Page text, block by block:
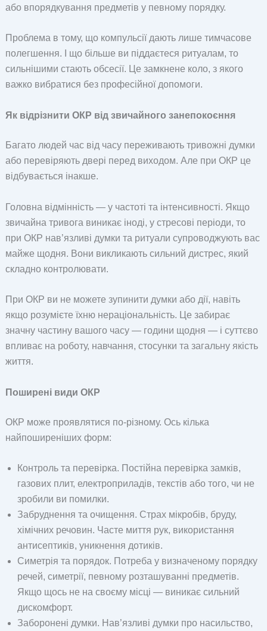
або впорядкування предметів у певному порядку.
Проблема в тому, що компульсії дають лише тимчасове
полегшення. І що більше ви піддаєтеся ритуалам, то
сильнішими стають обсесії. Це замкнене коло, з якого
важко вибратися без професійної допомоги.
Як відрізнити ОКР від звичайного занепокоєння
Багато людей час від часу переживають тривожні думки
або перевіряють двері перед виходом. Але при ОКР це
відбувається інакше.
Головна відмінність — у частоті та інтенсивності. Якщо
звичайна тривога виникає іноді, у стресові періоди, то
при ОКР нав’язливі думки та ритуали супроводжують вас
майже щодня. Вони викликають сильний дистрес, який
складно контролювати.
При ОКР ви не можете зупинити думки або дії, навіть
якщо розумієте їхню нераціональність. Це забирає
значну частину вашого часу — години щодня — і суттєво
впливає на роботу, навчання, стосунки та загальну якість
життя.
Поширені види ОКР
ОКР може проявлятися по-різному. Ось кілька
найпоширеніших форм:
Контроль та перевірка. Постійна перевірка замків,
газових плит, електроприладів, текстів або того, чи не
зробили ви помилки.
Забруднення та очищення. Страх мікробів, бруду,
хімічних речовин. Часте миття рук, використання
антисептиків, уникнення дотиків.
Симетрія та порядок. Потреба у визначеному порядку
речей, симетрії, певному розташуванні предметів.
Якщо щось не на своєму місці — виникає сильний
дискомфорт.
Заборонені думки. Нав’язливі думки про насильство,